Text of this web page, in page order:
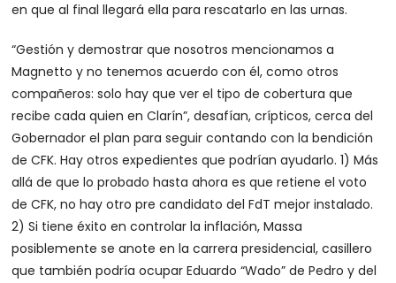
en que al final llegará ella para rescatarlo en las urnas.
“Gestión y demostrar que nosotros mencionamos a
Magnetto y no tenemos acuerdo con él, como otros
compañeros: solo hay que ver el tipo de cobertura que
recibe cada quien en Clarín”, desafían, crípticos, cerca del
Gobernador el plan para seguir contando con la bendición
de CFK. Hay otros expedientes que podrían ayudarlo. 1) Más
allá de que lo probado hasta ahora es que retiene el voto
de CFK, no hay otro pre candidato del FdT mejor instalado.
2) Si tiene éxito en controlar la inflación, Massa
posiblemente se anote en la carrera presidencial, casillero
que también podría ocupar Eduardo “Wado” de Pedro y del